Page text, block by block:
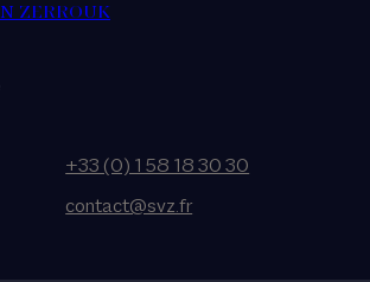
ZERROUK
+33 (0) 1 58 18 30 30
contact@svz.fr